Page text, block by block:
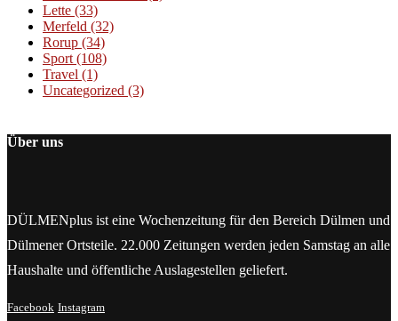
Lette (33)
Merfeld (32)
Rorup (34)
Sport (108)
Travel (1)
Uncategorized (3)
Über uns
DÜLMENplus ist eine Wochenzeitung für den Bereich Dülmen und
Dülmener Ortsteile. 22.000 Zeitungen werden jeden Samstag an alle
Haushalte und öffentliche Auslagestellen geliefert.
Facebook Instagram